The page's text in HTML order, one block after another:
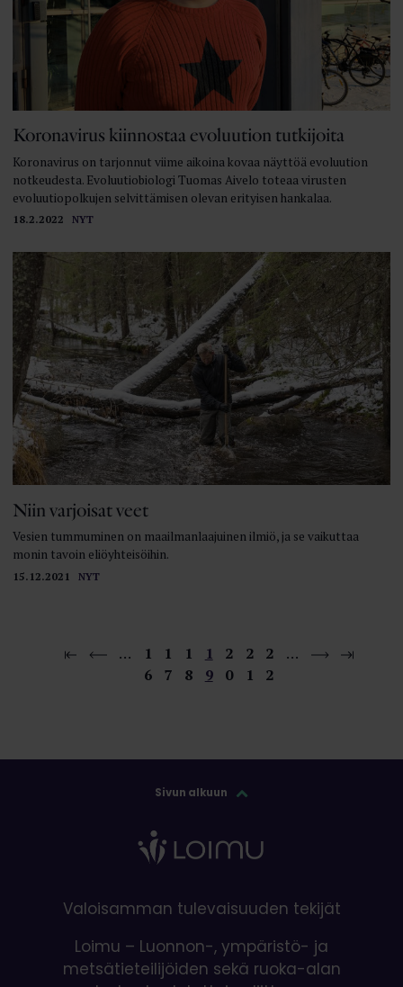
18.2.2022 NYT
Koronavirus kiinnostaa evoluution tutkijoita
Koronavirus on tarjonnut viime aikoina kovaa näyttöä evoluution
notkeudesta. Evoluutio­biologi Tuomas Aivelo toteaa virusten
evoluutiopolkujen selvittämisen olevan erityisen hankalaa.
15.12.2021 NYT
Niin varjoisat veet
Vesien tummuminen on maailmanlaajuinen ilmiö, ja se vaikuttaa
monin tavoin eliöyhteisöihin.
…
1
6
1
7
1
8
1
9
2
0
2
1
2
2
…
Sivun alkuun
Valoisamman tulevaisuuden tekijät
Loimu – Luonnon-, ympäristö- ja
metsätieteilijöiden sekä ruoka-alan